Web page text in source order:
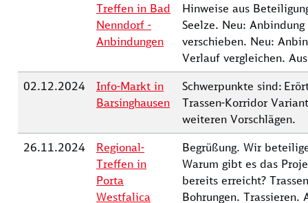
Treffen in Bad
Nenndorf -
Anbindungen
Hinweise aus
Seelze. Neu: Anbindung
verschieben. Neu:
Verlauf vergleichen.
02.12.2024
Info-Markt in
Barsinghausen
Schwerpunkte sind:
Trassen-Korridor
weiteren Vorschlägen.
26.11.2024
Regional-
Treffen in
Porta
Westfalica
Begrüßung. Wir
Warum gibt es das
bereits erreicht?
Bohrungen. Trassieren.